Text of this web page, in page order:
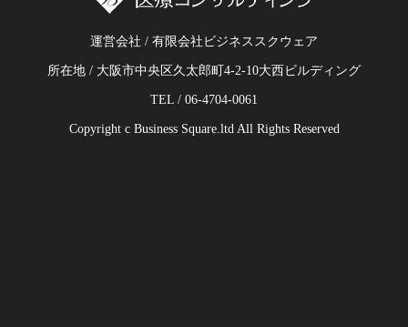
運営会社 / 有限会社ビジネススクウェア
所在地 / 大阪市中央区久太郎町4-2-10大西ビルディング
TEL / 06-4704-0061
Copyright c Business Square.ltd All Rights Reserved